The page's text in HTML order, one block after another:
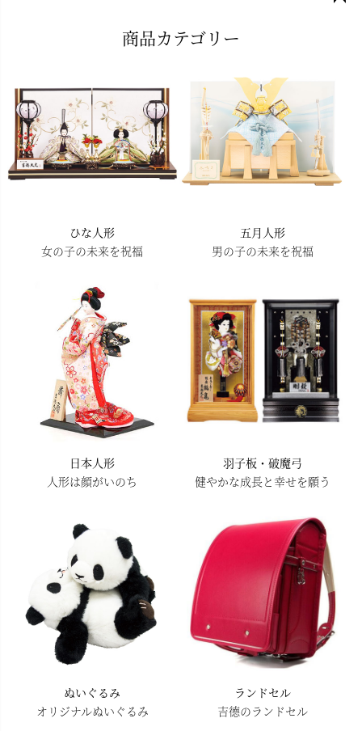
商品カテゴリー
ひな人形
女の子の未来を祝福
五月人形
男の子の未来を祝福
日本人形
人形は顔がいのち
羽子板・破魔弓
健やかな成長と幸せを願う
ぬいぐるみ
オリジナルぬいぐるみ
ランドセル
吉德のランドセル